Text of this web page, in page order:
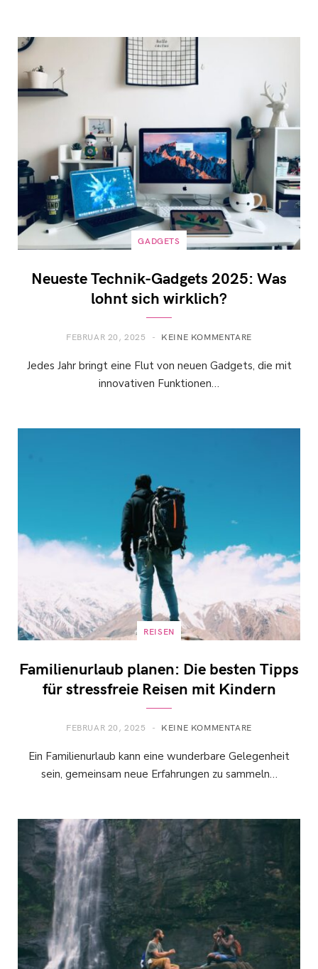
GADGETS
Neueste Technik-Gadgets 2025: Was
lohnt sich wirklich?
FEBRUAR 20, 2025 KEINE KOMMENTARE
Jedes Jahr bringt eine Flut von neuen Gadgets, die mit
innovativen Funktionen…
REISEN
Familienurlaub planen: Die besten Tipps
für stressfreie Reisen mit Kindern
FEBRUAR 20, 2025 KEINE KOMMENTARE
Ein Familienurlaub kann eine wunderbare Gelegenheit
sein, gemeinsam neue Erfahrungen zu sammeln…